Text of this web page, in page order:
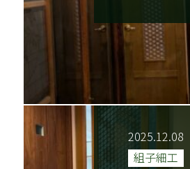
2025.12.08
組子細工